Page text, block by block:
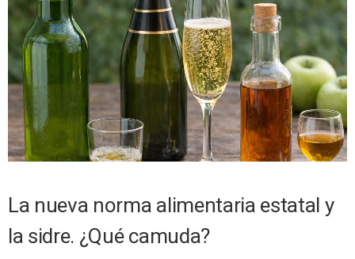
La nueva norma alimentaria estatal y
la sidre. ¿Qué camuda?